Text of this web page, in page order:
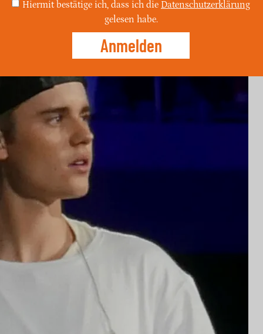
Hiermit bestätige ich, dass ich die Datenschutzerklärung
gelesen habe.